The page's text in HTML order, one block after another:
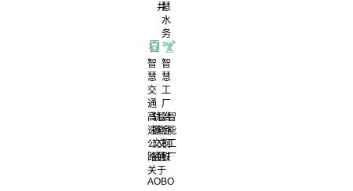
井慧
水
务
智
慧
交
通
高
速
公
路
轨
道
交
通
智
能
交
通
智
慧
工
厂
冶
金
钢
铁
智
能
工
厂
关于
AOBO